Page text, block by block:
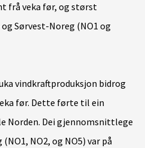
frå veka før, og størst
Sørvest-Noreg (NO1 og
vindkraftproduksjon bidrog
før. Dette førte til ein
Norden. Dei gjennomsnittlege
NO2, og NO5) var på